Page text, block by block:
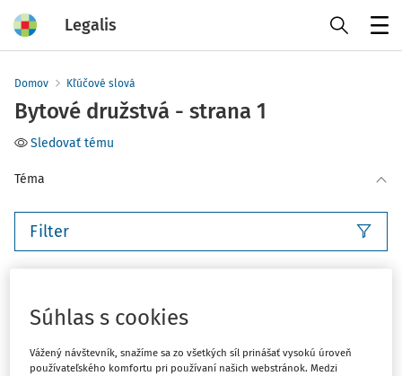
Legalis
Domov Kľúčové slová
Bytové družstvá - strana 1
Sledovať tému
Téma
Filter
Zoradiť podľa:
Súhlas s cookies
Vážený návštevník, snažíme sa zo všetkých síl prinášať vysokú úroveň
používateľského komfortu pri používaní našich webstránok. Medzi